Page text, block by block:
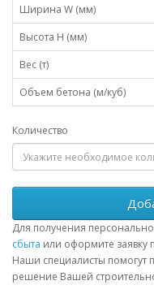
Ширина W (мм)
Высота H (мм)
Вес (т)
Объем бетона (м/куб)
Количество
Для получения
сбыта или оформите заявку
Наши специалисты помогут
решение Вашей